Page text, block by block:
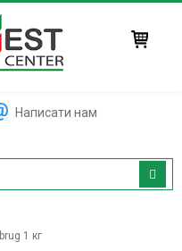
Написати нам
1 кг